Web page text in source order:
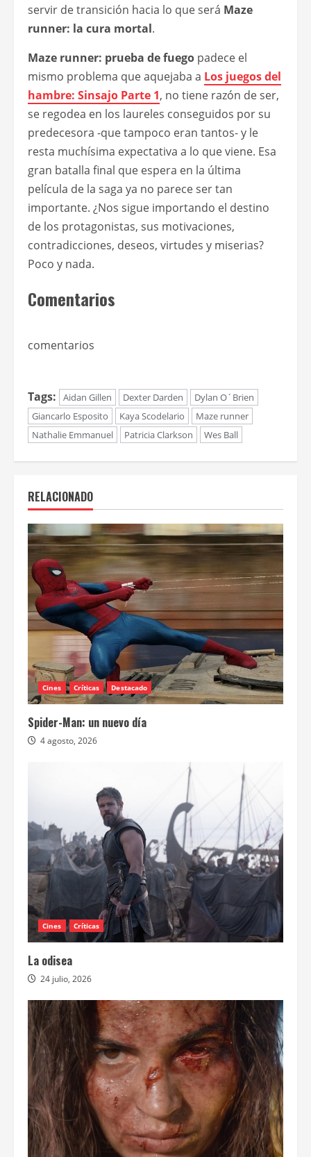
servir de transición hacia lo que será Maze
runner: la cura mortal.
Maze runner: prueba de fuego padece el
mismo problema que aquejaba a Los juegos del
hambre: Sinsajo Parte 1, no tiene razón de ser,
se regodea en los laureles conseguidos por su
predecesora -que tampoco eran tantos- y le
resta muchísima expectativa a lo que viene. Esa
gran batalla final que espera en la última
película de la saga ya no parece ser tan
importante. ¿Nos sigue importando el destino
de los protagonistas, sus motivaciones,
contradicciones, deseos, virtudes y miserias?
Poco y nada.
Comentarios
comentarios
Tags: Aidan Gillen Dexter Darden
Dylan O´Brien
Giancarlo Esposito
Kaya Scodelario
Maze runner
Nathalie Emmanuel
Patricia Clarkson Wes Ball
RELACIONADO
Cines Críticas Destacado
Spider-Man: un nuevo día
4 agosto, 2026
Cines Críticas
La odisea
24 julio, 2026